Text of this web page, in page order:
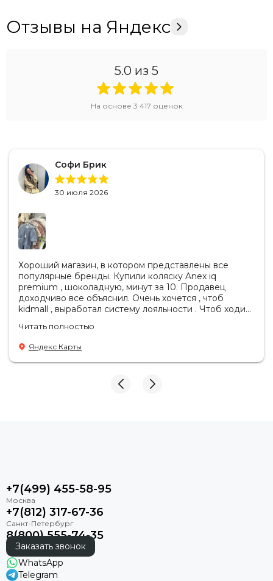
Отзывы на Яндекс
5.0 из 5
На основе 3 417 оценок
Софи Брик
30 июля 2026
Хороший магазин, в котором представлены все
популярные бренды. Купили коляску Anex iq
premium , шоколадную, минут за 10. Продавец
доходчиво все объяснил. Очень хочется , чтоб
kidmall , выработал систему лояльности . Чтоб ходить
Читать полностью
Яндекс Карты
+7(499) 455-58-95
+7(812) 317-67-36
8(800) 555-74-35
Заказать звонок
WhatsApp
Telegram